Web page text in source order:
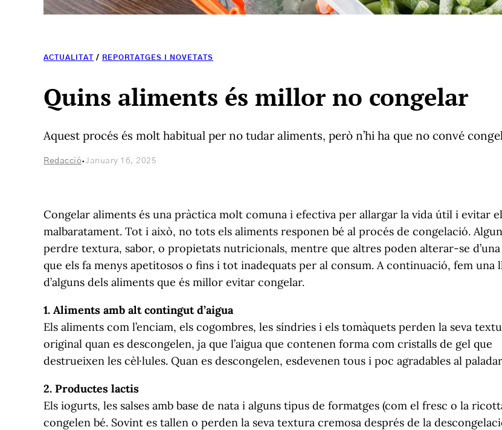
ACTUALITAT / REPORTATGES I NOVETATS
Quins aliments és millor no congelar
Aquest procés és molt habitual per no tudar aliments, però n’hi ha que no convé
Redacció·January 16, 2025
Congelar aliments és una pràctica molt comuna i efectiva per allargar la vida útil i evitar el
malbaratament. Tot i això, no tots els aliments responen bé al procés de congelació.
perdre textura, sabor, o propietats nutricionals, mentre que altres poden alterar-se
que els fa menys apetitosos o fins i tot inadequats per al consum. A continuació, fem una
d’alguns dels aliments que és millor evitar congelar.
1. Aliments amb alt contingut d’aigua
Els aliments com l’enciam, els cogombres, les síndries i els tomàquets perden la seva
original quan es descongelen, ja que l’aigua que contenen forma com cristalls de gel que
destrueixen les cèl·lules. Quan es descongelen, esdevenen tous i poc agradables al
2. Productes lactis
Els iogurts, les salses amb base de nata i alguns tipus de formatges (com el fresc o la
congelen bé. Sovint es tallen o perden la seva textura cremosa després de la